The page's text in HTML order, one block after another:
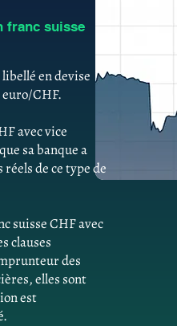
franc suisse
en devise
CHF.
avec vice
sa banque a
de ce type de
suisse CHF avec
clauses
des
elles sont
est